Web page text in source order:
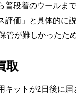
段着のウールま
価」と具体的に
が難しかったた
取
キットが2日後に